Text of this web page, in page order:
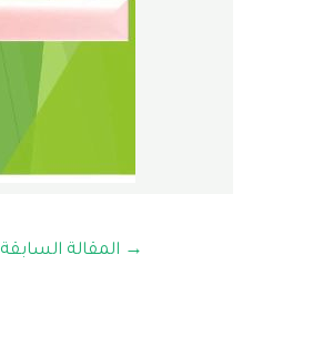
→ المقالة السابقة